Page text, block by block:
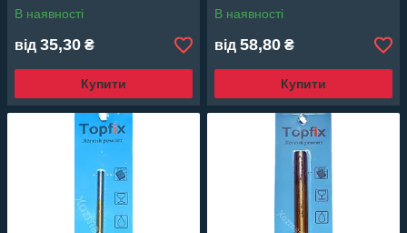
В наявності
від 35,30 ₴
Купити
В наявності
від 58,80 ₴
Купити